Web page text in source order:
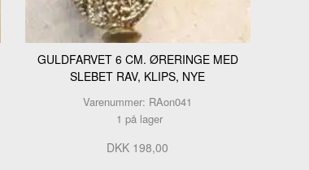
GULDFARVET 6 CM. ØRERINGE MED
SLEBET RAV, KLIPS, NYE
Varenummer: RAon041
1 på lager
DKK 198,00